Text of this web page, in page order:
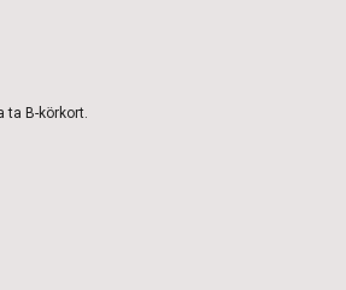
ta B-körkort.